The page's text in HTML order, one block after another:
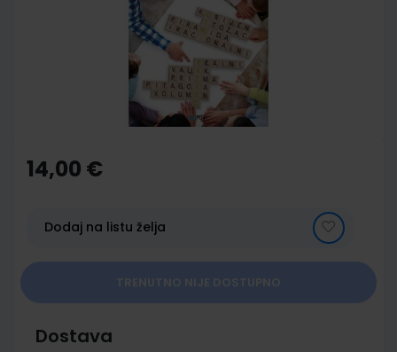
the
beginning
gallery
14,00 €
Dodaj na listu želja
Dostava